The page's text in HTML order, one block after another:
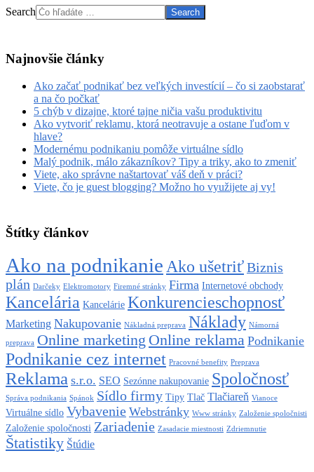
Search
Najnovšie články
Ako začať podnikať bez veľkých investícií – čo si zaobstarať
a na čo počkať
5 chýb v dizajne, ktoré tajne ničia vašu produktivitu
Ako vytvoriť reklamu, ktorá neotravuje a ostane ľuďom v
hlave?
Modernému podnikaniu pomôže virtuálne sídlo
Malý podnik, málo zákazníkov? Tipy a triky, ako to zmeniť
Viete, ako správne naštartovať váš deň v práci?
Viete, čo je guest blogging? Možno ho využijete aj vy!
Štítky článkov
Ako na podnikanie Ako ušetriťBiznis
plán Darčeky Elektromotory Firemné stránky Firma Internetové obchody
Kancelária Kancelárie Konkurencieschopnosť
Marketing Nakupovanie Nákladná preprava Náklady Námorná
preprava Online marketing Online reklama Podnikanie
Podnikanie cez internet Pracovné benefity Preprava
Reklama s.r.o. SEO Sezónne nakupovanie Spoločnosť
Správa podnikania Spánok Sídlo firmy Tipy Tlač Tlačiareň Vianoce
Virtuálne sídlo Vybavenie Webstránky Www stránky Založenie spoločnisti
Založenie spoločnosti Zariadenie Zasadacie miestnosti Zdriemnutie
Štatistiky Štúdie